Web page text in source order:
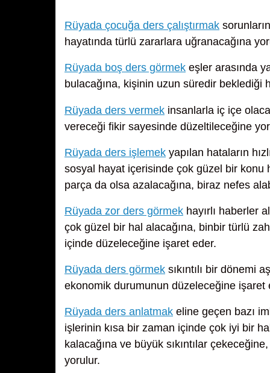
Rüyada çocuğa ders çalıştırmak
hayatında türlü zararlara uğranacağına
Rüyada boş ders görmek eşler arasında
bulacağına, kişinin uzun süredir beklediği
Rüyada ders vermek insanlarla iç içe
vereceği fikir sayesinde düzeltileceğine
Rüyada ders işlemek yapılan hataların
sosyal hayat içerisinde çok güzel bir konu
parça da olsa azalacağına, biraz nefes
Rüyada zor ders görmek hayırlı haberler
çok güzel bir hal alacağına, binbir türlü
içinde düzeleceğine işaret eder.
Rüyada ders görmek sıkıntılı bir dönemi
ekonomik durumunun düzeleceğine işaret
Rüyada ders anlatmak eline geçen bazı
işlerinin kısa bir zaman içinde çok iyi bir
kalacağına ve büyük sıkıntılar
yorulur.